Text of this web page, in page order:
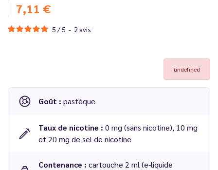
7,11 €
5 / 5 - 2 avis
undefined
Goût : pastèque
Taux de nicotine : 0 mg (sans nicotine), 10 mg
et 20 mg de sel de nicotine
Contenance : cartouche 2 ml (e-liquide